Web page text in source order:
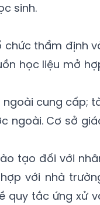
sinh.
chức thẩm định
học liệu mở
ngoài cung cấp;
ngoài. Cơ sở
tạo đối với
với nhà
quy tắc ứng xử